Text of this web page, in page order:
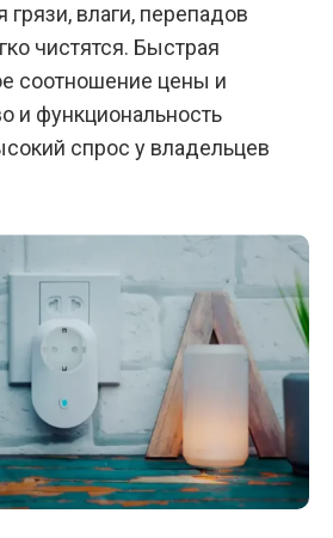
грязи, влаги, перепадов
чистятся. Быстрая
соотношение цены и
и функциональность
спрос у владельцев